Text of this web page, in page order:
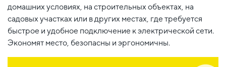
домашних условиях, на строительных объектах, на
садовых участках или в других местах, где требуется
быстрое и удобное подключение к электрической сети.
Экономят место, безопасны и эргономичны.